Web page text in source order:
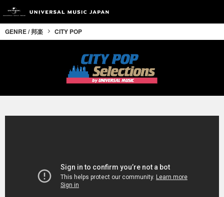
GENRE / 邦楽 CITY POP